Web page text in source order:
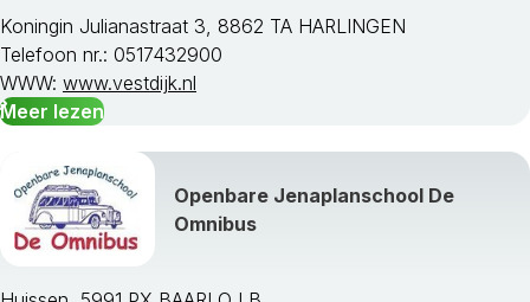
Koningin Julianastraat 3, 8862 TA HARLINGEN
Telefoon nr.: 0517432900
WWW: www.vestdijk.nl
Meer lezen
Openbare Jenaplanschool De
Omnibus